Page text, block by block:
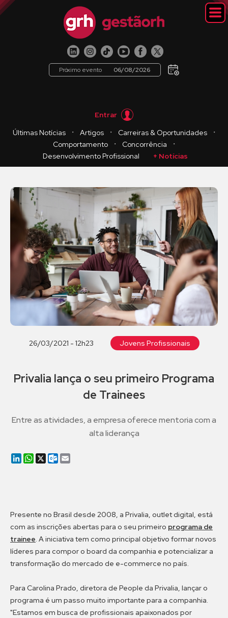
Próximo evento 06/08/2026
Entrar
Últimas Notícias
・ Artigos ・ Carreiras & Oportunidades
・
Comportamento
・ Concorrência
・
Desenvolvimento Profissional
+ Notícias
26/03/2021 - 12h23 Jovens Profissionais
Privalia lança o seu primeiro Programa
de Trainees
Entre as atividades, a empresa oferece mentoria com a
alta liderança
LinkedIn
WhatsApp
X Outlook.com
Presente no Brasil desde 2008, a Privalia, outlet digital, está
com as inscrições abertas para o seu primeiro programa de
trainee. A iniciativa tem como principal objetivo formar novos
líderes para compor o board da companhia e potencializar a
transformação do mercado de e-commerce no país.
Para Carolina Prado, diretora de People da Privalia, lançar o
programa é um passo muito importante para a companhia.
"Estamos em busca de profissionais apaixonados por